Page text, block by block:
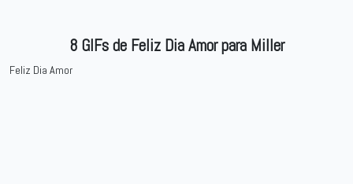
8 GIFs de Feliz Dia Amor para Miller
Feliz Dia Amor